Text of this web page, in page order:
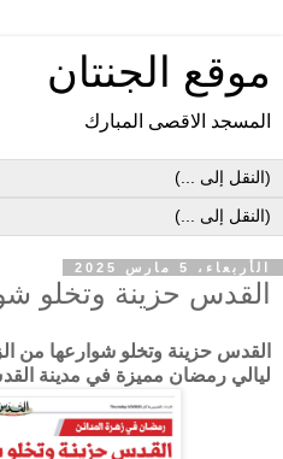
موقع الجنتان
المسجد الاقصى المبارك
الأربعاء، 5 مارس 2025
القدس حزينة وتخلو
القدس حزينة وتخلو شوارعها من
ليالي رمضان مميزة في مدينة